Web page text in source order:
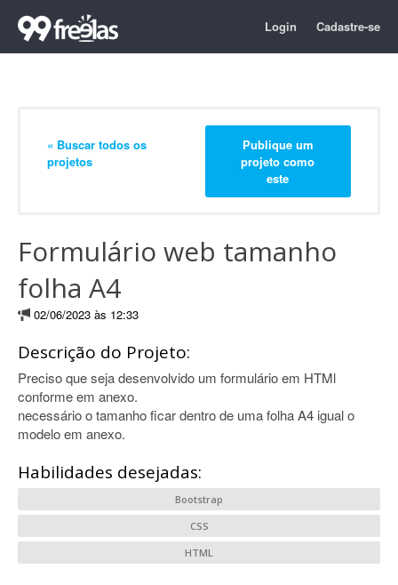
Login Cadastre-se
« Buscar todos os
projetos
Publique um
projeto como
este
Formulário web tamanho
folha A4
02/06/2023 às 12:33
Descrição do Projeto:
Preciso que seja desenvolvido um formulário em HTMl
conforme em anexo.
necessário o tamanho ficar dentro de uma folha A4 igual o
modelo em anexo.
Habilidades desejadas:
Bootstrap
CSS
HTML